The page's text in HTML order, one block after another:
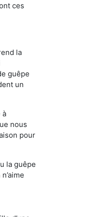
ces
la
guêpe
un
à
nous
pour
la guêpe